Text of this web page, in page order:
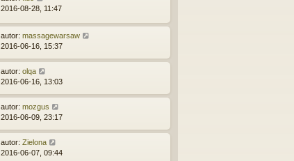
2016-08-28, 11:47
autor: massagewarsaw
2016-06-16, 15:37
autor: olqa
2016-06-16, 13:03
autor: mozgus
2016-06-09, 23:17
autor: Zielona
2016-06-07, 09:44